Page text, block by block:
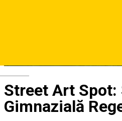
Street Art Spot:
Gimnazială